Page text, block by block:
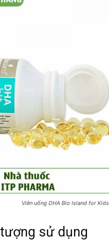
Viên uống DHA Bio Island for Kids
sử dụng